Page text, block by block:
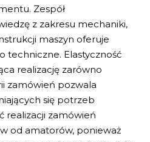
Zespół
z zakresu mechaniki,
maszyn oferuje
techniczne. Elastyczność
realizację zarówno
zamówień pozwala
się potrzeb
realizacji zamówień
od amatorów, ponieważ